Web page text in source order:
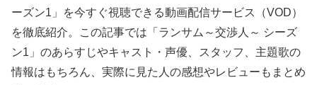
ーズン1」を今すぐ視聴できる動画配信サービス（VOD）
を徹底紹介。この記事では「ランサム～交渉人～ シーズ
ン1」のあらすじやキャスト・声優、スタッフ、主題歌の
情報はもちろん、実際に見た人の感想やレビューもまとめ